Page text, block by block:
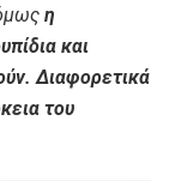
η
και
Διαφορετικά
του